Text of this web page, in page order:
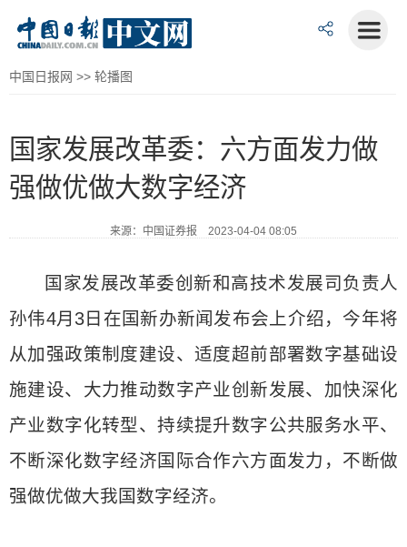
中国日报网 >> 轮播图
国家发展改革委：六方面发力做
强做优做大数字经济
来源：中国证券报 2023-04-04 08:05
国家发展改革委创新和高技术发展司负责人
孙伟4月3日在国新办新闻发布会上介绍，今年将
从加强政策制度建设、适度超前部署数字基础设
施建设、大力推动数字产业创新发展、加快深化
产业数字化转型、持续提升数字公共服务水平、
不断深化数字经济国际合作六方面发力，不断做
强做优做大我国数字经济。